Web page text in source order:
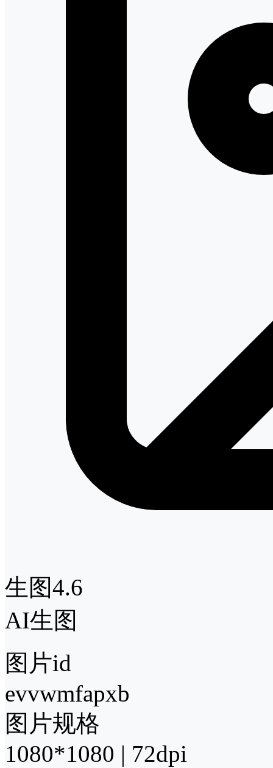
生图4.6
AI生图
图片id
evvwmfapxb
图片规格
1080*1080 | 72dpi